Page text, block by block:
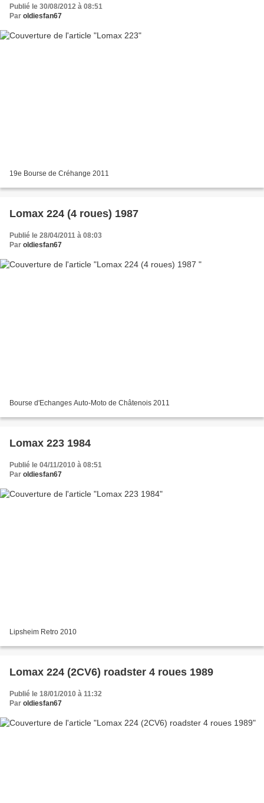
Publié le 30/08/2012 à 08:51
Par oldiesfan67
19e Bourse de Créhange 2011
Lomax 224 (4 roues) 1987
Publié le 28/04/2011 à 08:03
Par oldiesfan67
Bourse d'Echanges Auto-Moto de Châtenois 2011
Lomax 223 1984
Publié le 04/11/2010 à 08:51
Par oldiesfan67
Lipsheim Retro 2010
Lomax 224 (2CV6) roadster 4 roues 1989
Publié le 18/01/2010 à 11:32
Par oldiesfan67